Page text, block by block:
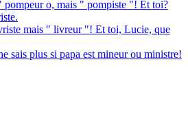
o, mais " pompiste "! Et toi?
mais " livreur "! Et toi, Lucie, que
sais plus si papa est mineur ou ministre!